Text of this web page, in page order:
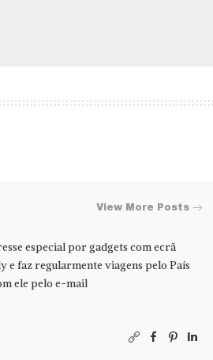
View More Posts
especial por gadgets com ecrã
e faz regularmente viagens pelo País
ele pelo e-mail